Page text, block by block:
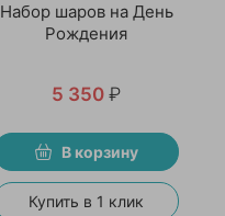
Набор шаров на День
Рождения
5 350 ₽
В корзину
Купить в 1 клик